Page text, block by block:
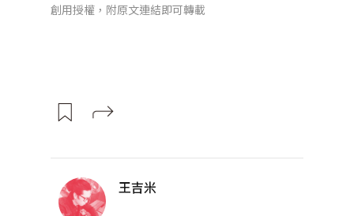
創用授權，附原文連結即可轉載
王吉米